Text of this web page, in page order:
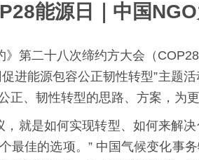
能源日｜中国
第二十八次缔约方大会（
进能源包容公正韧性转型”主题
正、韧性转型的思路、方案，为
，就是如何实现转型、如何来解
最佳的选项。” 中国气候变化事